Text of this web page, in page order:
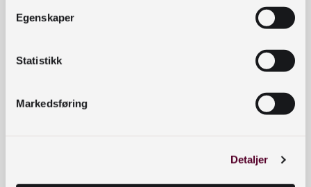
Egenskaper
Statistikk
Markedsføring
Detaljer
Telefon: 23 27 60 00
Postadresse